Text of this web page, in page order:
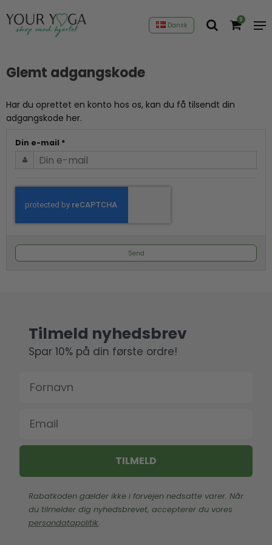
Dansk
0
Glemt adgangskode
Har du oprettet en konto hos os, kan du få tilsendt din
adgangskode her.
Din e-mail *
Send
Tilmeld nyhedsbrev
Spar 10% på din første ordre!
Fornavn
Email
TILMELD
Rabatkoden gælder ikke i forvejen nedsatte varer. Når
du tilmelder dig nyhedsbrevet, accepterer du vores
persondatapolitik.